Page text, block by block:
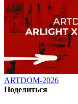
ARTDOM-2026
Поделиться